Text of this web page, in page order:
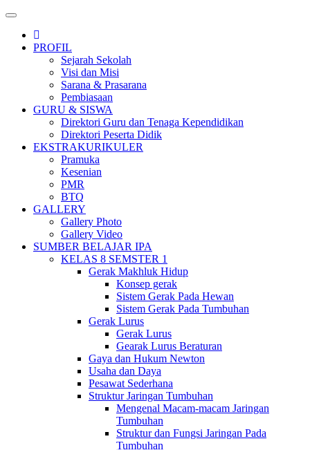
Toggle
navigation
PROFIL
Sejarah Sekolah
Visi dan Misi
Sarana & Prasarana
Pembiasaan
GURU & SISWA
Direktori Guru dan Tenaga Kependidikan
Direktori Peserta Didik
EKSTRAKURIKULER
Pramuka
Kesenian
PMR
BTQ
GALLERY
Gallery Photo
Gallery Video
SUMBER BELAJAR IPA
KELAS 8 SEMSTER 1
Gerak Makhluk Hidup
Konsep gerak
Sistem Gerak Pada Hewan
Sistem Gerak Pada Tumbuhan
Gerak Lurus
Gerak Lurus
Gearak Lurus Beraturan
Gaya dan Hukum Newton
Usaha dan Daya
Pesawat Sederhana
Struktur Jaringan Tumbuhan
Mengenal Macam-macam Jaringan
Tumbuhan
Struktur dan Fungsi Jaringan Pada
Tumbuhan